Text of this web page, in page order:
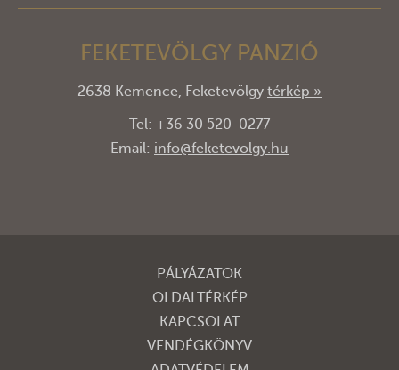
FEKETEVÖLGY PANZIÓ
2638 Kemence, Feketevölgy térkép »
Tel: +36 30 520-0277
Email: info@feketevolgy.hu
PÁLYÁZATOK
OLDALTÉRKÉP
KAPCSOLAT
VENDÉGKÖNYV